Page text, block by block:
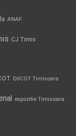
ANAF
CJ Timis
DIICOT Timisoara
expozitie Timisoara